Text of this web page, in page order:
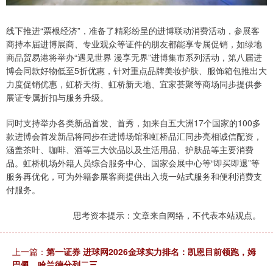
线下推进“票根经济”，准备了精彩纷呈的进博联动消费活动，参展客
商持本届进博展商、专业观众等证件的朋友都能享专属促销，如绿地
商品贸易港将举办“遇见世界 漫享无界”进博集市系列活动，第八届进
博会同款好物低至5折优惠，针对重点品牌美妆护肤、服饰箱包推出大
力度促销优惠，虹桥天街、虹桥新天地、宜家荟聚等商场同步提供参
展证专属折扣与服务升级。
同时支持举办各类新品首发、首秀，如来自五大洲17个国家的100多
款进博会首发新品将同步在进博场馆和虹桥品汇同步亮相诚信配资，
涵盖茶叶、咖啡、酒等三大饮品以及生活用品、护肤品等主要消费
品。虹桥机场外籍人员综合服务中心、国家会展中心等“即买即退”等
服务再优化，可为外籍参展客商提供出入境一站式服务和便利消费支
付服务。
思考资本提示：文章来自网络，不代表本站观点。
上一篇： 第一证券 进球网2026金球实力排名：凯恩目前领跑，姆